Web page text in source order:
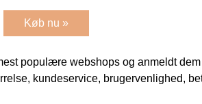
Køb nu »
populære webshops og anmeldt
kundeservice, brugervenlighed,